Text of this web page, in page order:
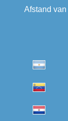
Afstand van